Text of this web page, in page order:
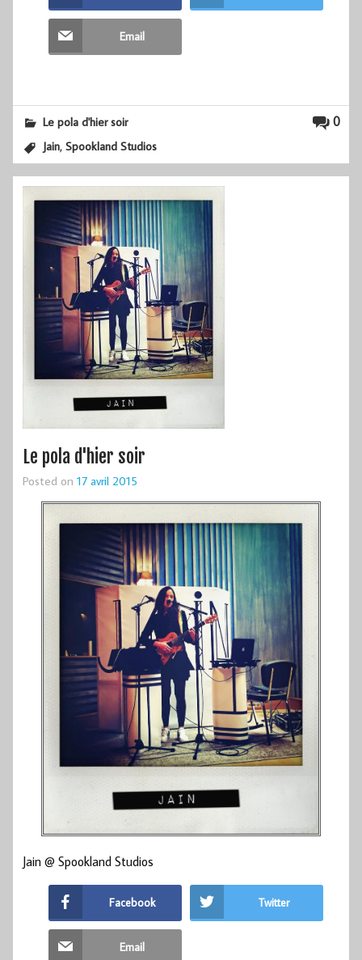
Email
0
Le pola d'hier soir
Jain,Spookland Studios
Le pola d'hier soir
Posted on 17 avril 2015
Jain @ Spookland Studios
Facebook Twitter
Email